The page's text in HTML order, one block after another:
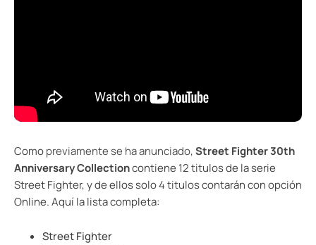
Comopreviamente se ha anunciado,Street Fighter 30th
Anniversary Collectioncontiene 12 titulos de la serie
Street Fighter, y de ellos solo 4 titulos contarán con opción
Online. Aquí la lista completa:
Street Fighter